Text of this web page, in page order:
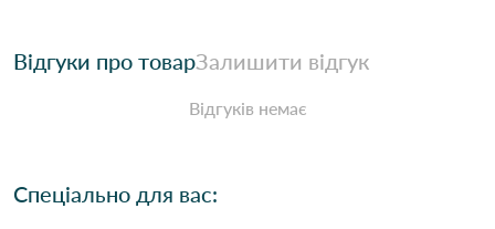
Відгуки про товарЗалишити відгук
Відгуків немає
Спеціально для вас: